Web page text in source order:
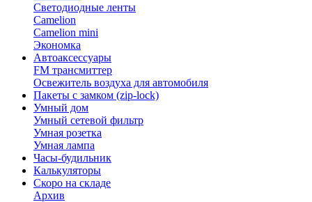
Светодиодные ленты
Camelion
Camelion mini
Экономка
Автоаксессуары
FM трансмиттер
Освежитель воздуха для автомобиля
Пакеты с замком (zip-lock)
Умный дом
Умный сетевой фильтр
Умная розетка
Умная лампа
Часы-будильник
Калькуляторы
Скоро на складе
Архив